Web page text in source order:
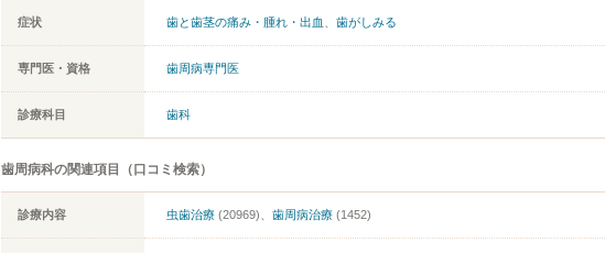
症状 歯と歯茎の痛み・腫れ・出血 歯がしみる
専門医・資格 歯周病専門医
診療科目 歯科
歯周病科の関連項目（口コミ検索）
診療内容 虫歯治療 (20969)、 歯周病治療 (1452)